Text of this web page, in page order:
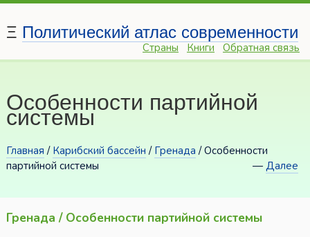
Ξ Политический атлас современности
Страны Книги Обратная связь
Особенности партийной
системы
Главная / Карибский бассейн / Гренада / Особенности
партийной системы
—Далее
Гренада / Особенности партийной системы